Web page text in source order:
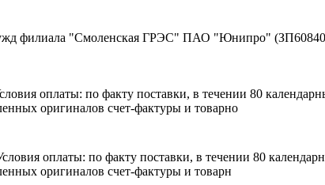
филиала "Смоленская ГРЭС" ПАО "Юнипро"
оплаты: по факту поставки, в течении 80
оригиналов счет-фактуры и товарно
оплаты: по факту поставки, в течении 80
оригиналов счет-фактуры и товарн